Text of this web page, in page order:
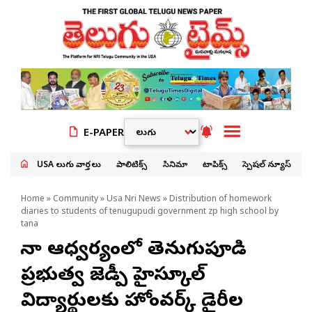
E-PAPER
USA తెలుగు వార్తలు పాలిటిక్స్ సినిమా టాపిక్స్ స్పెషల్ న్యూస్
Home » Community» Usa Nri News » Distribution of homework
diaries to students of tenugupudi government zp high school by
tana
తానా ఆధ్వర్యంలో తెనుగుపూడి
ప్రభుత్వ జెడ్పీ హైస్కూల్
విద్యార్థులకు హోంవర్క్ డైరీల